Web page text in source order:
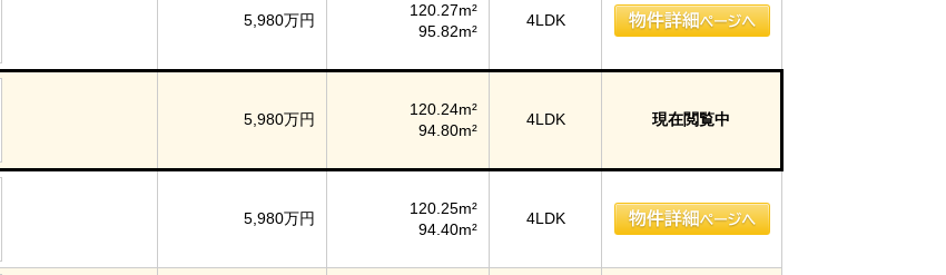
5,980万円
120.27m²
95.82m²
4LDK
5,980万円
120.24m²
94.80m²
4LDK 現在閲覧中
5,980万円
120.25m²
94.40m²
4LDK